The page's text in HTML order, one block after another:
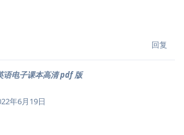
回复
语电子课本高清 pdf 版
年6月19日